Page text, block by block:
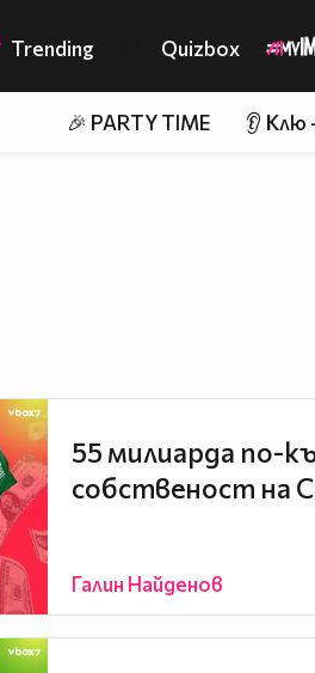
Trending Quizbox
🎉 PARTY TIME 👂 Клю
55 милиарда по-
собственост на
Галин Найденов